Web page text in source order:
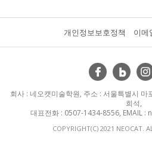
개인정보보호정책 이메
회사 : 네오캣미술학원, 주소 : 서울특별시 마
희석,
대표전화 : 0507-1434-8556, EMAIL
COPYRIGHT(C) 2021 NEOCAT.